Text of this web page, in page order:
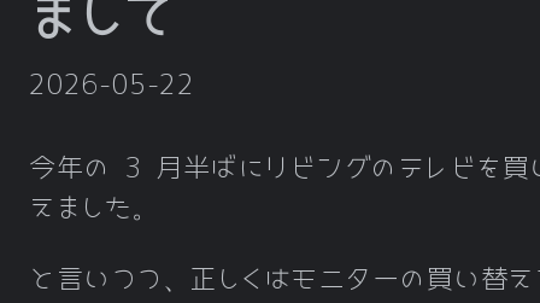
まして
2026-05-22
今年の 3 月半ばにリビングのテレビを買
えました。
と言いつつ、正しくはモニターの買い替え